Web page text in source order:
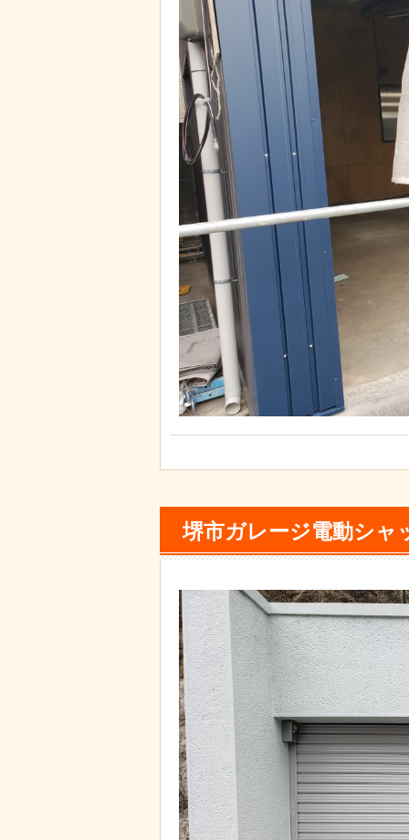
堺市ガレージ電動シャ